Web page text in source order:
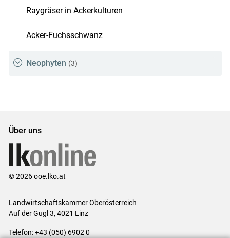
Raygräser in Ackerkulturen
Acker-Fuchsschwanz
Neophyten (3)
Über uns
© 2026 ooe.lko.at
Landwirtschaftskammer Oberösterreich
Auf der Gugl 3, 4021 Linz
Telefon: +43 (050) 6902 0